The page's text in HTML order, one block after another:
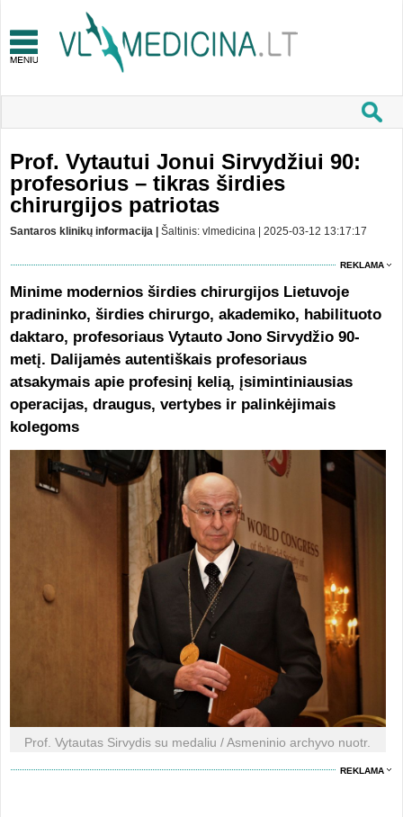
​Prof. Vytautui Jonui Sirvydžiui 90:
profesorius – tikras širdies
chirurgijos patriotas
Santaros klinikų informacija | Šaltinis: vlmedicina | 2025-03-12 13:17:17
REKLAMA
Minime modernios širdies chirurgijos Lietuvoje
pradininko, širdies chirurgo, akademiko, habilituoto
daktaro, profesoriaus Vytauto Jono Sirvydžio 90-
metį. Dalijamės autentiškais profesoriaus
atsakymais apie profesinį kelią, įsimintiniausias
operacijas, draugus, vertybes ir palinkėjimais
kolegoms
Prof. Vytautas Sirvydis su medaliu / Asmeninio archyvo nuotr.
REKLAMA